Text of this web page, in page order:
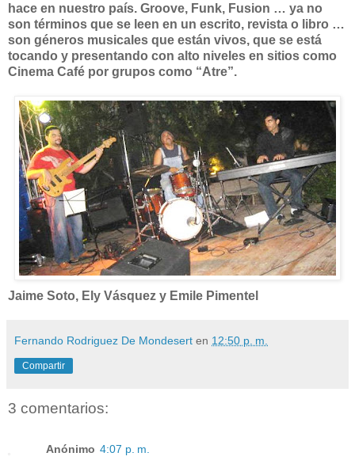
hace en nuestro país. Groove, Funk, Fusion … ya no
son términos que se leen en un escrito, revista o libro …
son géneros musicales que están vivos, que se está
tocando y presentando con alto niveles en sitios como
Cinema Café por grupos como “Atre”.
Jaime Soto, Ely Vásquez y Emile Pimentel
Fernando Rodriguez De Mondesert en 12:50 p. m.
Compartir
3 comentarios:
Anónimo 4:07 p. m.